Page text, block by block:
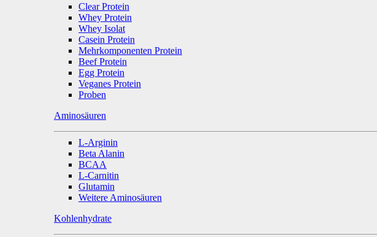
Clear Protein
Whey Protein
Whey Isolat
Casein Protein
Mehrkomponenten Protein
Beef Protein
Egg Protein
Veganes Protein
Proben
Aminosäuren
L-Arginin
Beta Alanin
BCAA
L-Carnitin
Glutamin
Weitere Aminosäuren
Kohlenhydrate